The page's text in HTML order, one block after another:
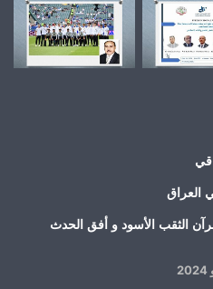
العراق
الثقب الأسود و أفق الحدث